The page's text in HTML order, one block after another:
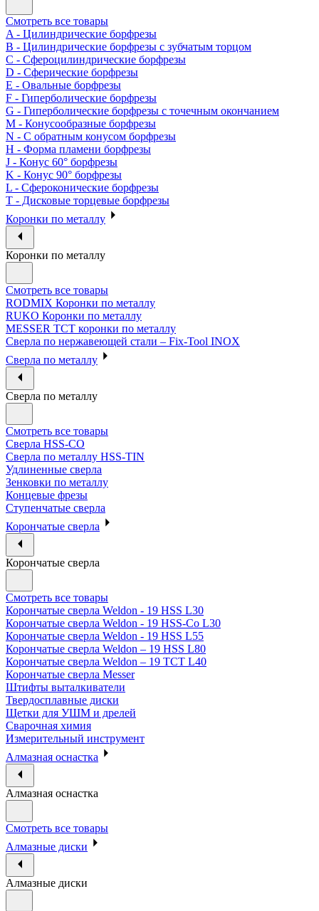
Смотреть все товары
A - Цилиндрические борфрезы
B - Цилиндрические борфрезы с зубчатым торцом
C - Сфероцилиндрические борфрезы
D - Сферические борфрезы
E - Овальные борфрезы
F - Гиперболические борфрезы
G - Гиперболические борфрезы с точечным окончанием
M - Конусообразные борфрезы
N - С обратным конусом борфрезы
H - Форма пламени борфрезы
J - Конус 60° борфрезы
K - Конус 90° борфрезы
L - Сфероконические борфрезы
T - Дисковые торцевые борфрезы
Коронки по металлу
Коронки по металлу
Смотреть все товары
RODMIX Коронки по металлу
RUKO Коронки по металлу
MESSER ТСТ коронки по металлу
Сверла по нержавеющей стали – Fix-Tool INOX
Сверла по металлу
Сверла по металлу
Смотреть все товары
Сверла HSS-CO
Сверла по металлу HSS-TIN
Удлиненные сверла
Зенковки по металлу
Концевые фрезы
Ступенчатые сверла
Корончатые сверла
Корончатые сверла
Смотреть все товары
Корончатые сверла Weldon - 19 HSS L30
Корончатые сверла Weldon - 19 HSS-Co L30
Корончатые сверла Weldon - 19 HSS L55
Корончатые сверла Weldon – 19 HSS L80
Корончатые сверла Weldon – 19 TCT L40
Корончатые сверла Messer
Штифты выталкиватели
Твердосплавные диски
Щетки для УШМ и дрелей
Сварочная химия
Измерительный инструмент
Алмазная оснастка
Алмазная оснастка
Смотреть все товары
Алмазные диски
Алмазные диски